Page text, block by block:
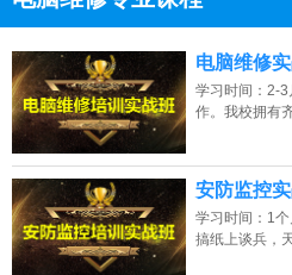
点击免费咨询电话：电脑维修
学习时间：2-
作。我校拥有
安防监控
学习时间：1
搞纸上谈兵，